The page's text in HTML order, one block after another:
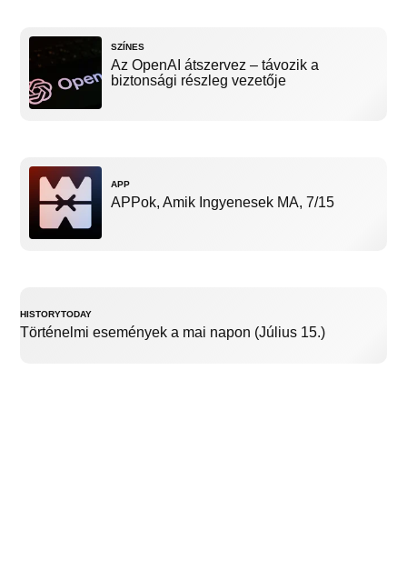
SZÍNES
Az OpenAI átszervez – távozik a
biztonsági részleg vezetője
APP
APPok, Amik Ingyenesek MA, 7/15
HISTORYTODAY
Történelmi események a mai napon (Július 15.)